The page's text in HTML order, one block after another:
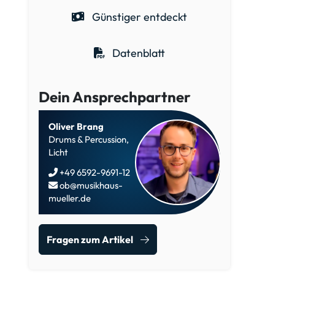
Günstiger entdeckt
Datenblatt
Dein Ansprechpartner
Oliver Brang
Drums & Percussion,
Licht
+49 6592-9691-12
ob@musikhaus-
mueller.de
Fragen zum Artikel